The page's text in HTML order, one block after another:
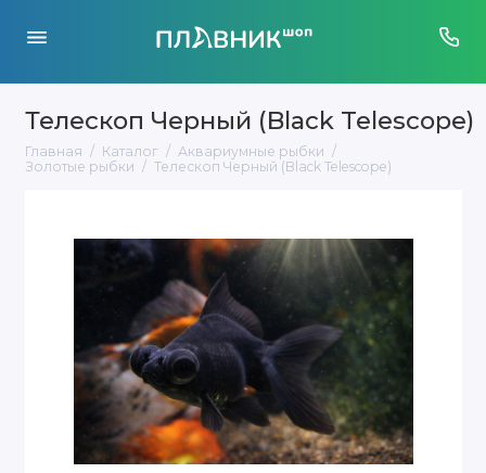
Телескоп Черный (Black Telescope)
Главная Каталог
Аквариумные рыбки
Золотые рыбки
Телескоп Черный (Black Telescope)